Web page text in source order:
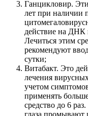
Ганцикловир.
лет при наличии
действие на ДНК
Лечиться этим
рекомендуют
сутки;
Витабакт. Это
лечения
учетом
применять
средство до 6
глаза промывают